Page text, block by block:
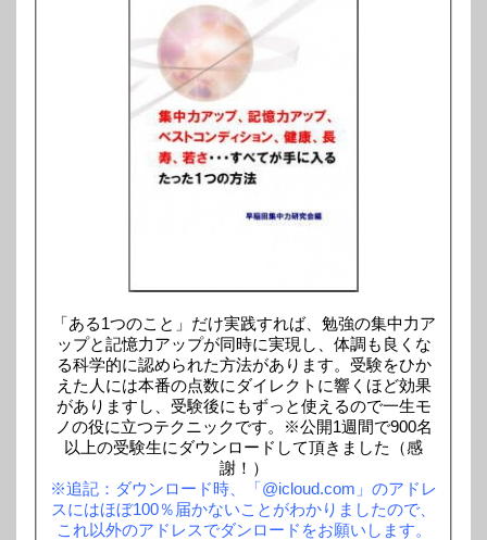
「ある1つのこと」だけ実践すれば、勉強の集中力ア
ップと記憶力アップが同時に実現し、体調も良くな
る科学的に認められた方法があります。受験をひか
えた人には本番の点数にダイレクトに響くほど効果
がありますし、受験後にもずっと使えるので一生モ
ノの役に立つテクニックです。※公開1週間で900名
以上の受験生にダウンロードして頂きました（感
謝！）
※追記：ダウンロード時、「@icloud.com」のアドレ
スにはほぼ100％届かないことがわかりましたので、
これ以外のアドレスでダンロードをお願いします。